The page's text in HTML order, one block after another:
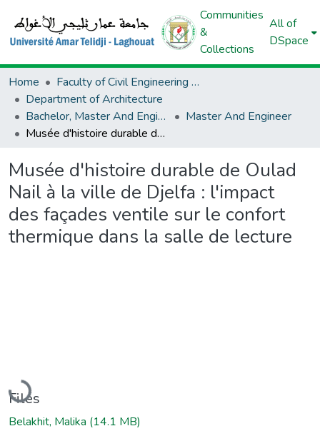
Communities
&
Collections
All of
DSpace
Home
Faculty of Civil Engineering And Architecture
Department of Architecture
Bachelor, Master And Engineer (Architecture)
Master And Engineer
Musée d'histoire durable de Oulad Nail à la ville de Djelfa : l'impact des façades ventile sur le confort thermique dans la salle de lecture
Musée d'histoire durable de Oulad
Nail à la ville de Djelfa : l'impact
des façades ventile sur le confort
thermique dans la salle de lecture
Loading...
Files
Belakhit, Malika (14.1 MB)